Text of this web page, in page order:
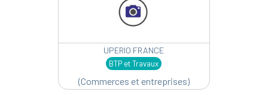
UPERIO FRANCE
BTP et Travaux
(Commerces et entreprises)